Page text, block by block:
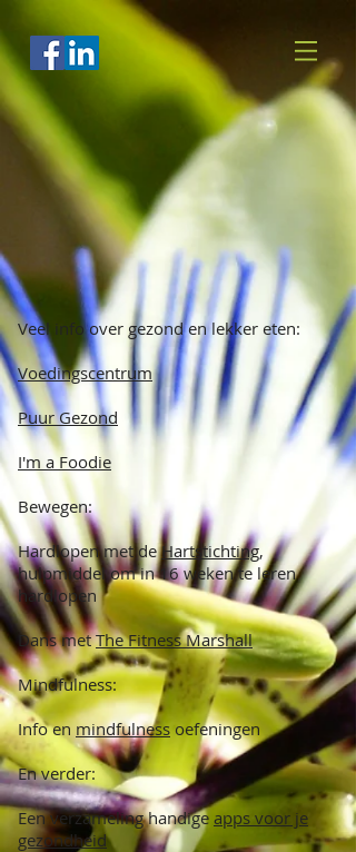
Veel info over gezond en lekker eten:
Voedingscentrum
Puur Gezond
I'm a Foodie
Bewegen:
Hardlopenmet deHartstichting,
hulpmiddel om in 16 weken te leren
hardlopen
Dans metThe Fitness Marshall
Mindfulness:
Info en mindfulness oefeningen
En verder:
Een verzameling handige apps voor je
gezondheid